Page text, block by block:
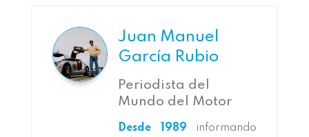
Juan Manuel
García Rubio
Periodista del
Mundo del Motor
Desde 1989 informando